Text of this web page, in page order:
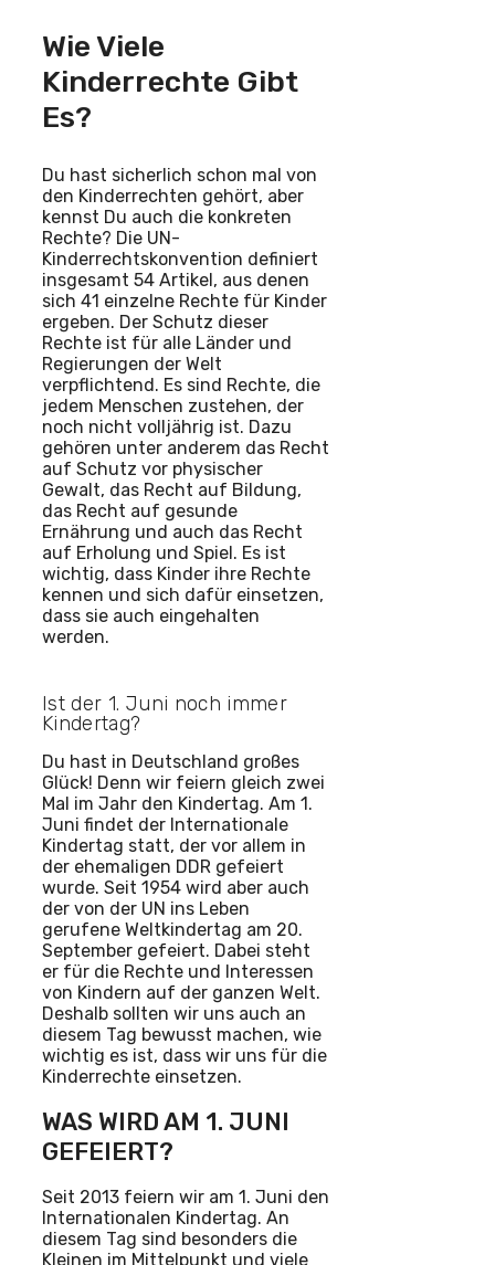
Wie Viele
Kinderrechte Gibt
Es?
Du hast sicherlich schon mal von
den Kinderrechten gehört, aber
kennst Du auch die konkreten
Rechte? Die UN-
Kinderrechtskonvention definiert
insgesamt 54 Artikel, aus denen
sich 41 einzelne Rechte für Kinder
ergeben. Der Schutz dieser
Rechte ist für alle Länder und
Regierungen der Welt
verpflichtend. Es sind Rechte, die
jedem Menschen zustehen, der
noch nicht volljährig ist. Dazu
gehören unter anderem das Recht
auf Schutz vor physischer
Gewalt, das Recht auf Bildung,
das Recht auf gesunde
Ernährung und auch das Recht
auf Erholung und Spiel. Es ist
wichtig, dass Kinder ihre Rechte
kennen und sich dafür einsetzen,
dass sie auch eingehalten
werden.
Ist der 1. Juni noch immer
Kindertag?
Du hast in Deutschland großes
Glück! Denn wir feiern gleich zwei
Mal im Jahr den Kindertag. Am 1.
Juni findet der Internationale
Kindertag statt, der vor allem in
der ehemaligen DDR gefeiert
wurde. Seit 1954 wird aber auch
der von der UN ins Leben
gerufene Weltkindertag am 20.
September gefeiert. Dabei steht
er für die Rechte und Interessen
von Kindern auf der ganzen Welt.
Deshalb sollten wir uns auch an
diesem Tag bewusst machen, wie
wichtig es ist, dass wir uns für die
Kinderrechte einsetzen.
WAS WIRD AM 1. JUNI
GEFEIERT?
Seit 2013 feiern wir am 1. Juni den
Internationalen Kindertag. An
diesem Tag sind besonders die
Kleinen im Mittelpunkt und viele